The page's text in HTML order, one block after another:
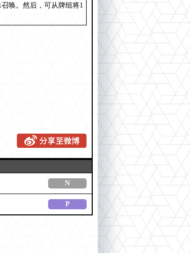
唤。然后，可从牌组将1
N
P